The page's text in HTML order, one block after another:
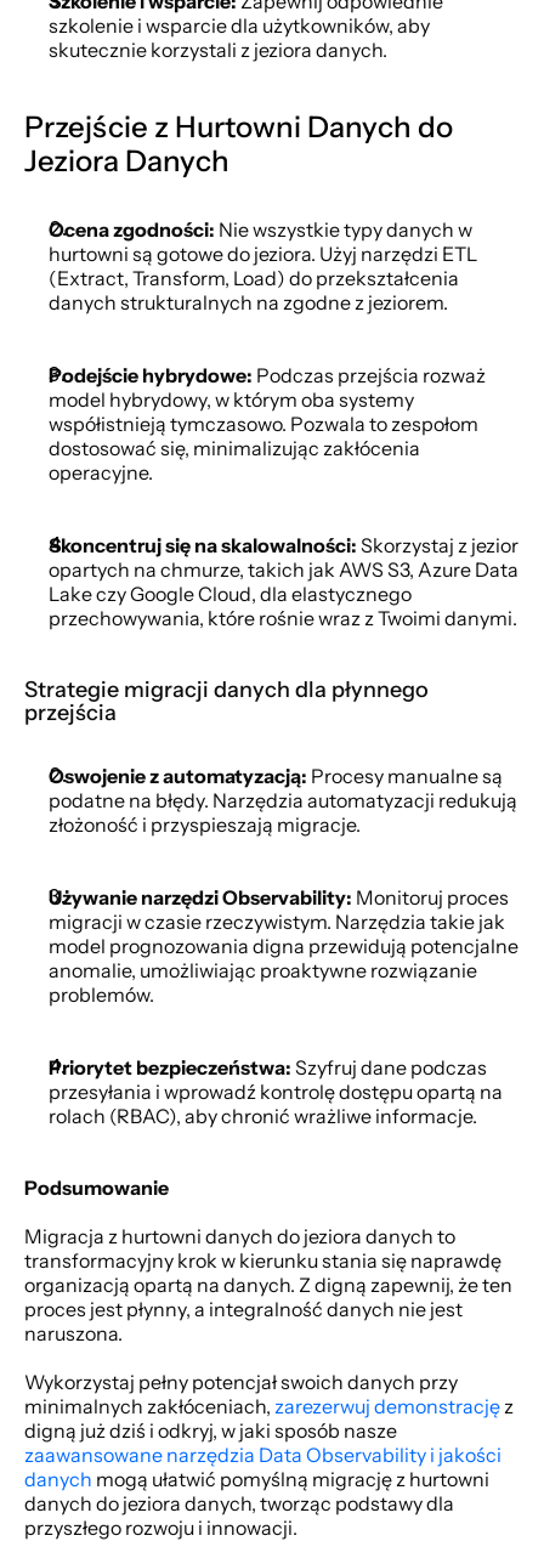
szkolenie i wsparcie dla użytkowników, aby
skutecznie korzystali z jeziora danych.
Przejście z Hurtowni Danych do
Jeziora Danych
Ocena zgodności: Nie wszystkie typy danych w
hurtowni są gotowe do jeziora. Użyj narzędzi ETL
(Extract, Transform, Load) do przekształcenia
danych strukturalnych na zgodne z jeziorem.
Podejście hybrydowe: Podczas przejścia rozważ
model hybrydowy, w którym oba systemy
współistnieją tymczasowo. Pozwala to zespołom
dostosować się, minimalizując zakłócenia
operacyjne.
Skoncentruj się na skalowalności: Skorzystaj z jezior
opartych na chmurze, takich jak AWS S3, Azure Data
Lake czy Google Cloud, dla elastycznego
przechowywania, które rośnie wraz z Twoimi danymi.
Strategie migracji danych dla płynnego
przejścia
Oswojenie z automatyzacją: Procesy manualne są
podatne na błędy. Narzędzia automatyzacji redukują
złożoność i przyspieszają migracje.
Używanie narzędzi Observability: Monitoruj proces
migracji w czasie rzeczywistym. Narzędzia takie jak
model prognozowania digna przewidują potencjalne
anomalie, umożliwiając proaktywne rozwiązanie
problemów.
Priorytet bezpieczeństwa: Szyfruj dane podczas
przesyłania i wprowadź kontrolę dostępu opartą na
rolach (RBAC), aby chronić wrażliwe informacje.
Podsumowanie
Migracja z hurtowni danych do jeziora danych to
transformacyjny krok w kierunku stania się naprawdę
organizacją opartą na danych. Z digną zapewnij, że ten
proces jest płynny, a integralność danych nie jest
naruszona.
Wykorzystaj pełny potencjał swoich danych przy
minimalnych zakłóceniach, zarezerwuj demonstrację z
zaawansowane narzędzia Data Observability i jakości
danych mogą ułatwić pomyślną migrację z hurtowni
danych do jeziora danych, tworząc podstawy dla
przyszłego rozwoju i innowacji.